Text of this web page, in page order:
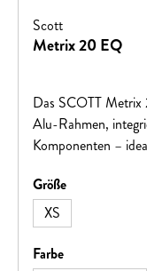
Scott
Metrix 20 EQ
Das SCOTT Metrix
Alu-Rahmen,
Komponenten –
Größeauswählen
XS
Farbeauswählen